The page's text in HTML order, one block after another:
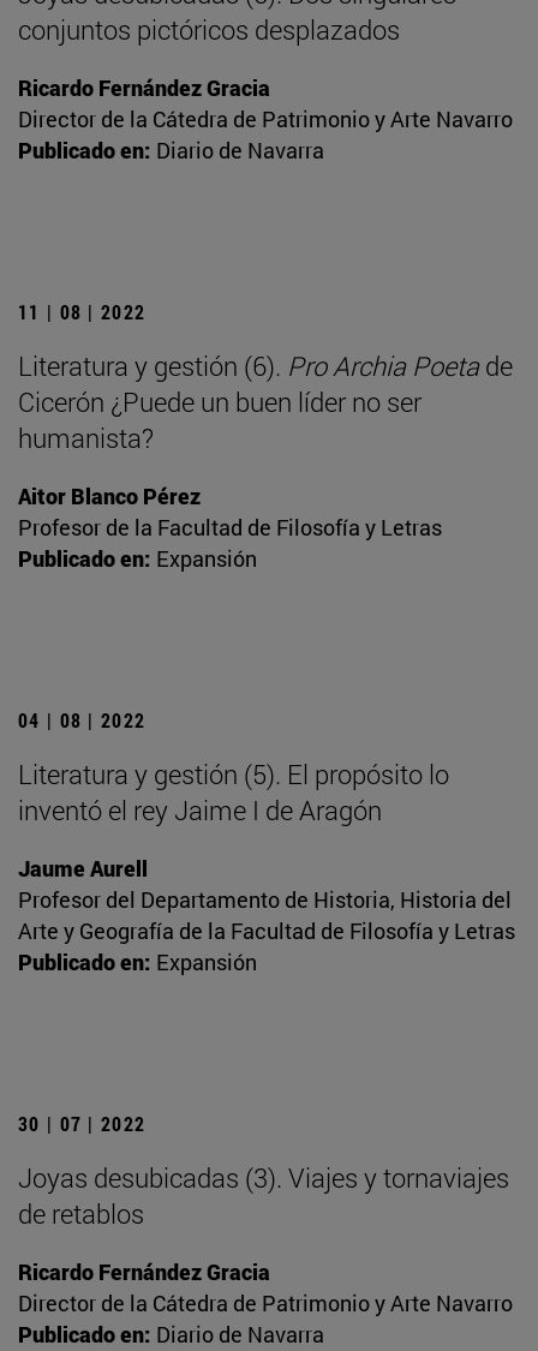
conjuntos pictóricos desplazados
Ricardo Fernández Gracia
Director de la Cátedra de Patrimonio y Arte Navarro
Publicado en: Diario de Navarra
11 | 08 | 2022
Literatura y gestión (6). Pro Archia Poetade
Cicerón ¿Puede un buen líder no ser
humanista?
Aitor Blanco Pérez
Profesor de la Facultad de Filosofía y Letras
Publicado en: Expansión
04 | 08 | 2022
Literatura y gestión (5). El propósito lo
inventó el rey Jaime I de Aragón
Jaume Aurell
Profesor del Departamento de Historia, Historia del
Arte y Geografía de la Facultad de Filosofía y Letras
Publicado en: Expansión
30 | 07 | 2022
Joyas desubicadas (3). Viajes y tornaviajes
de retablos
Ricardo Fernández Gracia
Director de la Cátedra de Patrimonio y Arte Navarro
Publicado en: Diario de Navarra